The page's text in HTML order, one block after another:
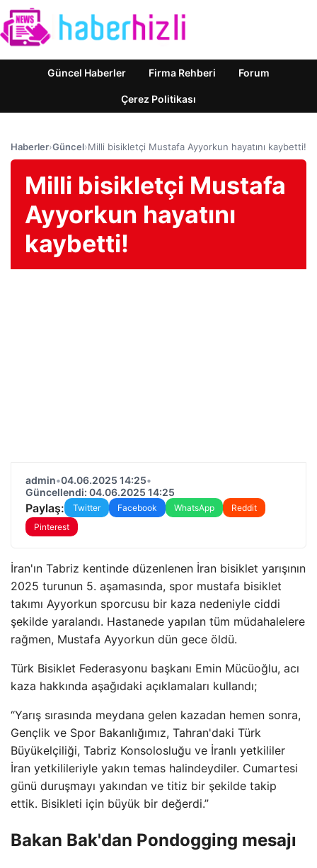
Güncel Haberler Firma Rehberi Forum
Çerez Politikası
Haberler›Güncel›Milli bisikletçi Mustafa Ayyorkun hayatını kaybetti!
Milli bisikletçi Mustafa
Ayyorkun hayatını
kaybetti!
admin•04.06.2025 14:25•
Güncellendi: 04.06.2025 14:25
Paylaş: Twitter Facebook WhatsApp
Reddit
Pinterest
İran'ın Tabriz kentinde düzenlenen İran bisiklet yarışının
2025 turunun 5. aşamasında, spor mustafa bisiklet
takımı Ayyorkun sporcusu bir kaza nedeniyle ciddi
şekilde yaralandı. Hastanede yapılan tüm müdahalelere
rağmen, Mustafa Ayyorkun dün gece öldü.
Türk Bisiklet Federasyonu başkanı Emin Mücüoğlu, acı
kaza hakkında aşağıdaki açıklamaları kullandı;
“Yarış sırasında meydana gelen kazadan hemen sonra,
Gençlik ve Spor Bakanlığımız, Tahran'daki Türk
Büyükelçiliği, Tabriz Konsolosluğu ve İranlı yetkililer
İran yetkilileriyle yakın temas halindeydiler. Cumartesi
günü duruşmayı yakından ve titiz bir şekilde takip
ettik. Bisikleti için büyük bir değerdi.”
Bakan Bak'dan Pondogging mesajı